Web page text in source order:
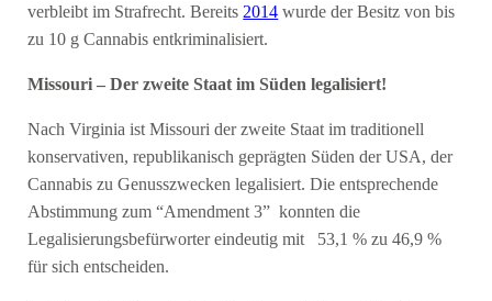
verbleibt im Strafrecht. Bereits2014 wurde der Besitz von bis
zu 10 g Cannabis entkriminalisiert.
Missouri – Der zweite Staat im Süden legalisiert!
Nach Virginia ist Missouri der zweite Staat im traditionell
konservativen, republikanisch geprägten Süden der USA, der
Cannabis zu Genusszwecken legalisiert. Die entsprechende
Abstimmung zum “Amendment 3” konnten die
Legalisierungsbefürworter eindeutig mit 53,1 % zu 46,9 %
für sich entscheiden.